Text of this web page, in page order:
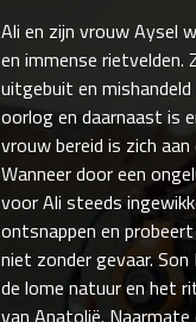
Ali en zijn vrouw Aysel
en immense rietvelden.
uitgebuit en
oorlog en daarnaast is
vrouw bereid is zich
Wanneer door een
voor Ali steeds
ontsnappen en
niet zonder gevaar.
de lome natuur en het
van Anatolië.